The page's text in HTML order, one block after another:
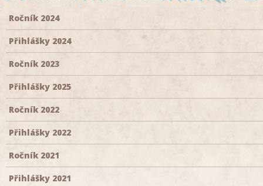
Ročník 2024
Přihlášky 2024
Ročník 2023
Přihlášky 2025
Ročník 2022
Přihlášky 2022
Ročník 2021
Přihlášky 2021